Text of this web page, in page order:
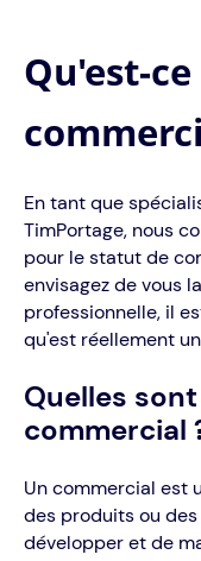
Qu'est-
En tant que
TimPortage, nous
pour le statut de
envisagez de vous
professionnelle, il
qu'est réellement
Quelles
commercial
Un commercial est
des produits ou
développer et de